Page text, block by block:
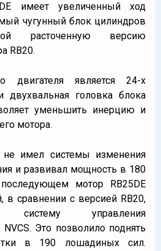
имеет увеличенный ход
чугунный блок цилиндров
расточенную версию
RB20.
двигателя является 24-х
двухвальная головка блока
уменьшить инерцию и
мотора.
не имел системы изменения
и развивал мощность в 180
мотор RB25DE
в сравнении с версией RB20,
управления
Это позволило поднять
в 190 лошадиных сил.